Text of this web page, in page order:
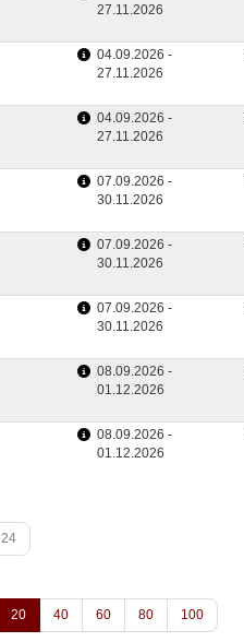
27.11.2026
04.09.2026 -
27.11.2026
04.09.2026 -
27.11.2026
07.09.2026 -
30.11.2026
07.09.2026 -
30.11.2026
07.09.2026 -
30.11.2026
08.09.2026 -
01.12.2026
08.09.2026 -
01.12.2026
24
20 40 60 80 100